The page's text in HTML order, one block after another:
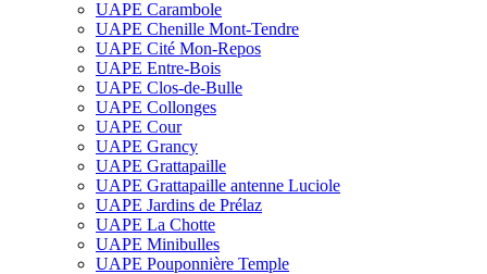
UAPE Carambole
UAPE Chenille Mont-Tendre
UAPE Cité Mon-Repos
UAPE Entre-Bois
UAPE Clos-de-Bulle
UAPE Collonges
UAPE Cour
UAPE Grancy
UAPE Grattapaille
UAPE Grattapaille antenne Luciole
UAPE Jardins de Prélaz
UAPE La Chotte
UAPE Minibulles
UAPE Pouponnière Temple